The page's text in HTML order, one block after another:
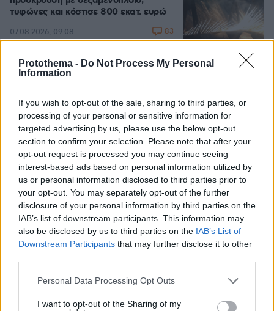
Protothema - Do Not Process My Personal
Information
If you wish to opt-out of the sale, sharing to third parties, or
processing of your personal or sensitive information for
targeted advertising by us, please use the below opt-out
section to confirm your selection. Please note that after your
opt-out request is processed you may continue seeing
interest-based ads based on personal information utilized by
us or personal information disclosed to third parties prior to
your opt-out. You may separately opt-out of the further
disclosure of your personal information by third parties on the
IAB’s list of downstream participants. This information may
also be disclosed by us to third parties on the IAB’s List of
Downstream Participants that may further disclose it to other
Please note that this website/app uses one or more Google
not limited to your visit or usage behaviour. You may click to
Personal Data Processing Opt Outs
I want to opt-out of the Sharing of my
τυφώνες και κόστισε 800 εκατ. ευρώ
07.08.2026, 09:08 83
Games
Cut The Rope Northern Heights Candy
ΔΕΙΤΕ ΟΛΑ ΤΑ GAMES
Best of Network